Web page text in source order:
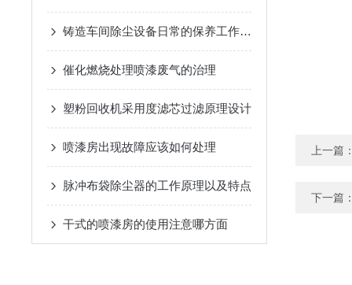
铸造车间除尘设备日常的保养工作少不了
催化燃烧处理喷漆废气的治理
塑粉回收机采用度滤芯过滤原理设计
喷漆房出现故障应该如何处理
脉冲布袋除尘器的工作原理以及特点
干式的喷漆房的使用注意哪方面
上一篇
下一篇